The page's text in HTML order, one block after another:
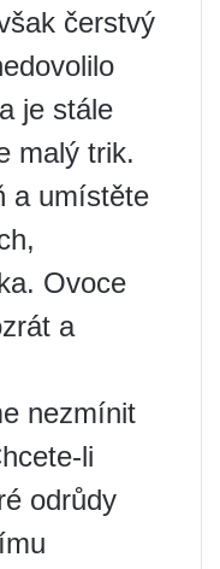
čerstvý
je stále
malý trik.
a umístěte
Ovoce
a
nezmínit
li
odrůdy